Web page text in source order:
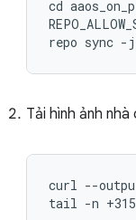
cd
repo sync -
Tải hình ảnh
curl --
tail -n